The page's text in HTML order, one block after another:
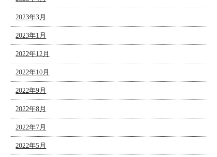
2023年3月
2023年1月
2022年12月
2022年10月
2022年9月
2022年8月
2022年7月
2022年5月